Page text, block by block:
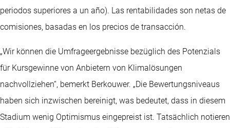
periodos superiores a un año). Las rentabilidades son netas de
comisiones, basadas en los precios de transacción.
„Wir können die Umfrageergebnisse bezüglich des Potenzials
für Kursgewinne von Anbietern von Klimalösungen
nachvollziehen“, bemerkt Berkouwer. „Die Bewertungsniveaus
haben sich inzwischen bereinigt, was bedeutet, dass in diesem
Stadium wenig Optimismus eingepreist ist. Tatsächlich notieren